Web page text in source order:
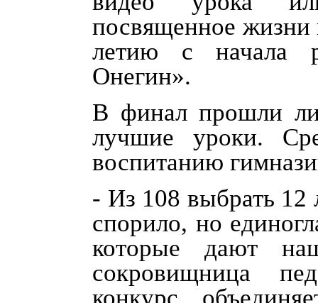
посвященное
летию с начала
Онегин».
В финал прошли
лучшие уроки.
воспитанию
- Из 108 выбрать
спорило, но
которые дают
сокровищница